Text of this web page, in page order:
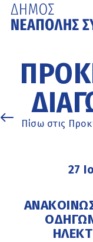
κυρίως
περιεχόμενο
Πίσω στις
27